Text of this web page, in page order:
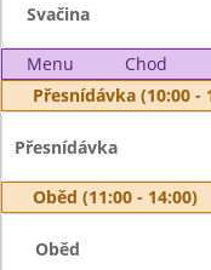
Svačina
Menu Chod
Přesnídávka (10:00 -
Přesnídávka
Oběd (11:00 - 14:00)
Oběd